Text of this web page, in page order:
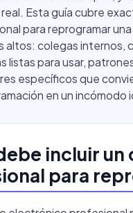
Esta guía cubre
para reprogramar
altos: colegas
listas para usar,
específicos que
en un incómodo
incluir
para